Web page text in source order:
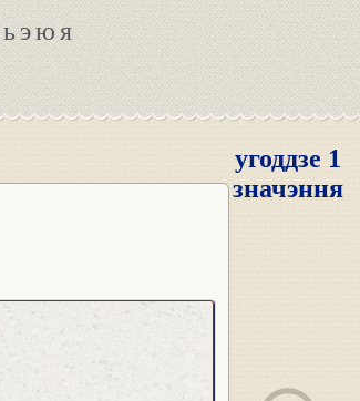
ьэюя
угоддзе 1
значэння